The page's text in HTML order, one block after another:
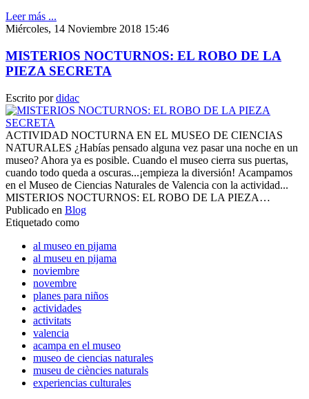
Leer más ...
Miércoles, 14 Noviembre 2018 15:46
MISTERIOS NOCTURNOS: EL ROBO DE LA
PIEZA SECRETA
Escrito pordidac
ACTIVIDAD NOCTURNA EN EL MUSEO DE CIENCIAS
NATURALES ¿Habías pensado alguna vez pasar una noche en un
museo? Ahora ya es posible. Cuando el museo cierra sus puertas,
cuando todo queda a oscuras...¡empieza la diversión! Acampamos
en el Museo de Ciencias Naturales de Valencia con la actividad...
MISTERIOS NOCTURNOS: EL ROBO DE LA PIEZA…
Publicado en Blog
Etiquetado como
al museo en pijama
al museu en pijama
noviembre
novembre
planes para niños
actividades
activitats
valencia
acampa en el museo
museo de ciencias naturales
museu de ciències naturals
experiencias culturales